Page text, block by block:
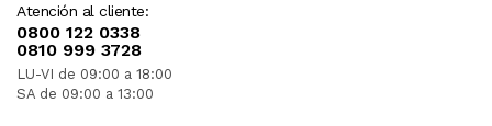
Atención al cliente:
0800 122 0338
0810 999 3728
LU-VI de 09:00 a 18:00
SA de 09:00 a 13:00